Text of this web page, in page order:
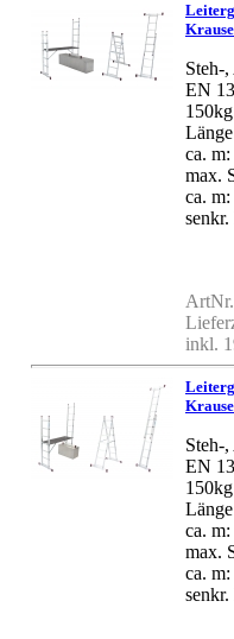
Steh-
EN
150kg
ca.
max.
ca.
inkl.
Steh-
EN
150kg
ca.
max.
ca.